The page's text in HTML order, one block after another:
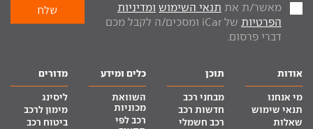
מאשר/ת את תנאי השימוש ומדיניות
הפרטיות
של iCar ומסכים/ה לקבל מכם
דברי פרסום.
אודות
מי אנחנו
תנאי שימוש
שאלות
תוכן
מבחני רכב
חדשות רכב
רכב חשמלי
כלים ומידע
השוואת
מכוניות
רכב לפי
מדורים
ליסינג
מימון לרכב
ביטוח רכב